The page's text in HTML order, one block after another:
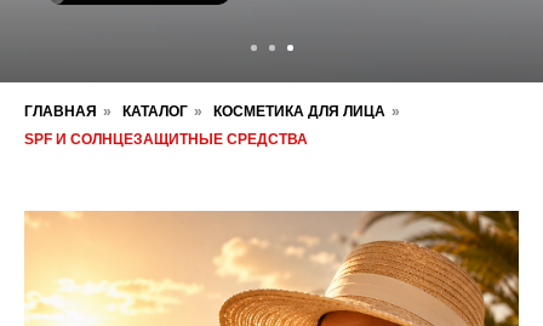
ГЛАВНАЯ » КАТАЛОГ » КОСМЕТИКА ДЛЯ ЛИЦА »
SPF И СОЛНЦЕЗАЩИТНЫЕ СРЕДСТВА